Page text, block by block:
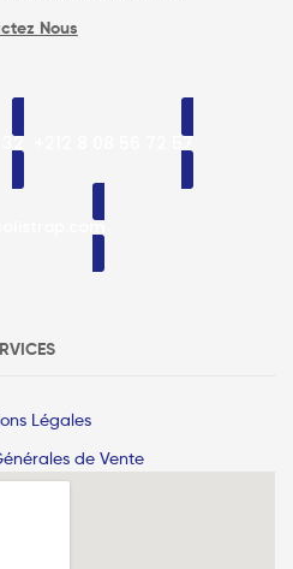
Nous
32 +212 8 08 56 72 57
Légales
de Vente